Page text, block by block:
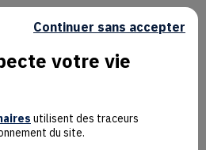
votre vie
utilisent des traceurs
du site.
Continuer sans accepter